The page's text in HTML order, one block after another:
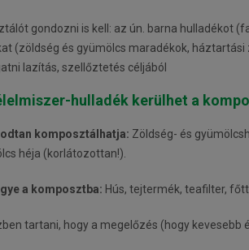
gondozni is kell: az ún. barna hulladékot
(zöldség és gyümölcs maradékok,
lazítás, szellőztetés céljából
hulladék kerülhet a
komposztálhatja: Zöldség- és
héja (korlátozottan!).
a komposztba: Hús, tejtermék, teafilter,
tartani, hogy a megelőzés (hogy